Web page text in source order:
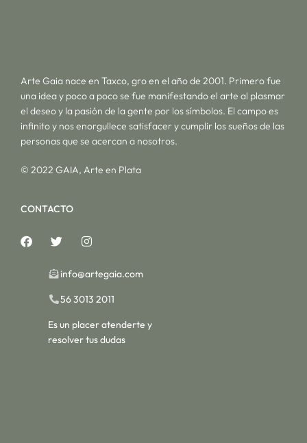
Arte Gaia nace en Taxco, gro en el año de 2001. Primero fue
una idea y poco a poco se fue manifestando el arte al plasmar
el deseo y la pasión de la gente por los símbolos. El campo es
infinito y nos enorgullece satisfacer y cumplir los sueños de las
personas que se acercan a nosotros.
© 2022 GAIA, Arte en Plata
CONTACTO
info@artegaia.com
56 3013 2011
Es un placer atenderte y
resolver tus dudas